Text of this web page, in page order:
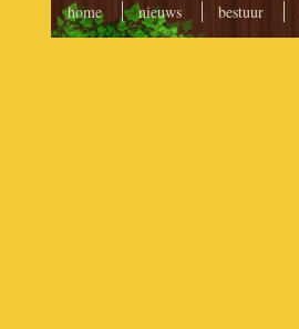
home nieuws bestuur